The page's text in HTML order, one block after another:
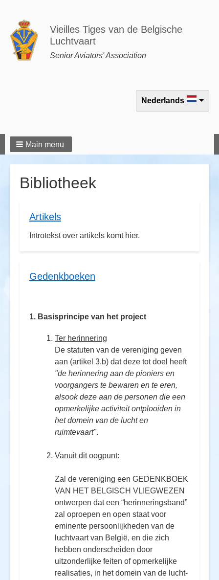
Vieilles Tiges van de Belgische
Luchtvaart
Senior Aviators' Association
Select your language
Nederlands
Main menu
Bibliotheek
Artikels
Introtekst over artikels komt hier.
Gedenkboeken
1. Basisprincipe van het project
Ter herinnering
De statuten van de vereniging geven
aan (artikel 3.b) dat deze tot doel heeft
"de herinnering aan de pioniers en
voorgangers te bewaren en te eren,
alsook deze aan de personen die een
opmerkelijke activiteit ontplooiden in
het domein van de lucht en
ruimtevaart".
Vanuit dit oogpunt:
Zal de vereniging een GEDENKBOEK
VAN HET BELGISCH VLIEGWEZEN
ontwerpen dat een “herinneringsband”
zal oproepen en open staat voor
eminente persoonlijkheden van de
luchtvaart van België, en die zich
hebben onderscheiden door
uitzonderlijke feiten of opmerkelijke
realisaties, in het domein van de lucht-